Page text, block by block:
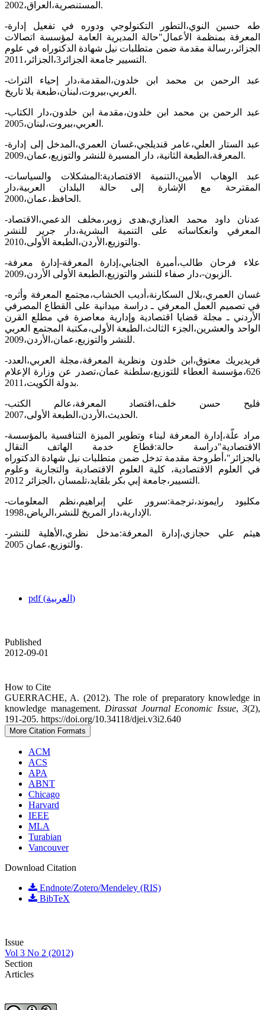
المستنصرية،العراق،2002.
-طه حسين النوي،التطور التكنولوجي ودوره في تفعيل إدارة
المعرفة بمنظمة الأعمال"حالة المديرية العامة لمؤسسة اتصالات
الجزائر،رسالة مقدمة ضمن متطلبات نيل شهادة الدكتوراه في علوم
التسيير جامعة الجزائر3،الجزائر،2011.
-عبد الرحمن بن محمد ابن خلدون،المقدمة،دار إحياء التراث
العربي،بيروت،لبنان،طبعة بلا تاريخ.
-عبد الرحمن بن محمد ابن خلدون،مقدمة ابن خلدون،دار الكتاب
العربي،بيروت،لبنان،2005.
-عبد الستار العلي،عامر قنديلجي،غسان العمري،المدخل إلى إدارة
المعرفة،الطبعة الثانية، دار المسيرة للنشر والتوزيع،عمان،2009.
-عبد الوهاب الأمين،التنمية الاقتصادية:المشكلات والسياسات
المقترحة مع الإشارة إلى حالة البلدان العربية،دار
الحافظ،عمان،2000.
-عدنان داود محمد العذاري،هدى زوير،مخلف الدعمي،الاقتصاد
المعرفي وانعكاساته على التنمية البشرية،دار جرير للنشر
والتوزيع،الأردن،الطبعة الأولى،2010.
-علاء فرحان طالب،أميرة الجنابي،إدارة المعرفة-إدارة معرفة
الزبون-،دار صفاء للنشر والتوزيع،الطبعة الأولى الأردن،2009.
-غسان العمري،بلال السكارنة،أديب الخشاب،مجتمع المعرفة وأثره
في تصميم العمل المعرفي ـ دراسة ميدانية على القطاع المصرفي
الأردني ـ مجلة قضايا اقتصادية وإدارية معاصرة في مطلع القرن
الواحد والعشرين،الجزء الثالث،الطبعة الأولى،مكتبة المجتمع العربي
للنشر والتوزيع،عمان،الأردن،2009.
-فريديريك معتوق،ابن خلدون ونظرية المعرفة،مجلة العربي،العدد
626،مؤسسة العطاء للتوزيع،سلطنة عمان،تصدر عن وزارة الإعلام
بدولة الكويت،2011.
-فليح حسن خلف،اقتصاد المعرفة،عالم الكتب
الحديث،الأردن،الطبعة الأولى،2007.
-مراد علّة،إدارة المعرفة لبناء وتطوير الميزة التنافسية بالمؤسسة
الاقتصادية"دراسة حالة:قطاع خدمة الهاتف النقال
بالجزائر"،أطروحة مقدمة تدخل ضمن متطلبات نيل شهادة الدكتوراه
في العلوم الاقتصادية، كلية العلوم الاقتصادية والتجارية وعلوم
التسيير،جامعة إبي بكر بلقايد،تلمسان ،الجزائر 2012.
-مكليود رايموند،ترجمة:سرور علي إبراهيم،نظم المعلومات
الإدارية،دار المريخ للنشر،الرياض،1998.
-هيثم علي حجازي،إدارة المعرفة:مدخل نظري،الأهلية للنشر
والتوزيع،عمان 2005.
pdf (العربية)
Published
2012-09-01
How to Cite
GUERRACHE, A. (2012). The role of preparatory knowledge in
knowledge management. Dirassat Journal Economic Issue, 3(2),
191-205. https://doi.org/10.34118/djei.v3i2.640
More Citation Formats
ACM
ACS
APA
ABNT
Chicago
Harvard
IEEE
MLA
Turabian
Vancouver
Download Citation
Endnote/Zotero/Mendeley (RIS)
BibTeX
Issue
Vol 3 No 2 (2012)
Section
Articles